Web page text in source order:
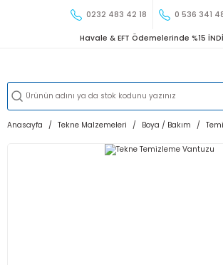
0232 483 42 18 0 536 341
Havale & EFT Ödemelerinde %15
Anasayfa Tekne Malzemeleri Boya / Bakım